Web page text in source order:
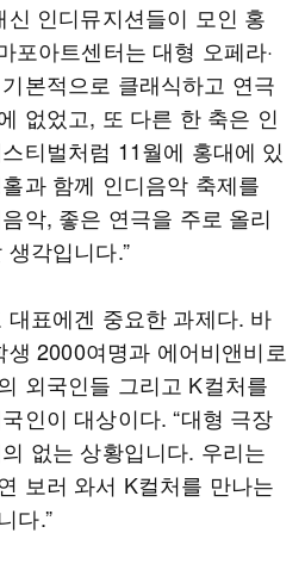
인디뮤지션들이 모인 홍
포아트센터는 대형 오페라·
본적으로 클래식하고 연극
없었고, 또 다른 한 축은 인
티벌처럼 11월에 홍대에 있
과 함께 인디음악 축제를
악, 좋은 연극을 주로 올리
각입니다.”
표에겐 중요한 과제다. 바
2000여명과 에어비앤비로
외국인들 그리고 K컬처를
인이 대상이다. “대형 극장
없는 상황입니다. 우리는
보러 와서 K컬처를 만나는
다.”